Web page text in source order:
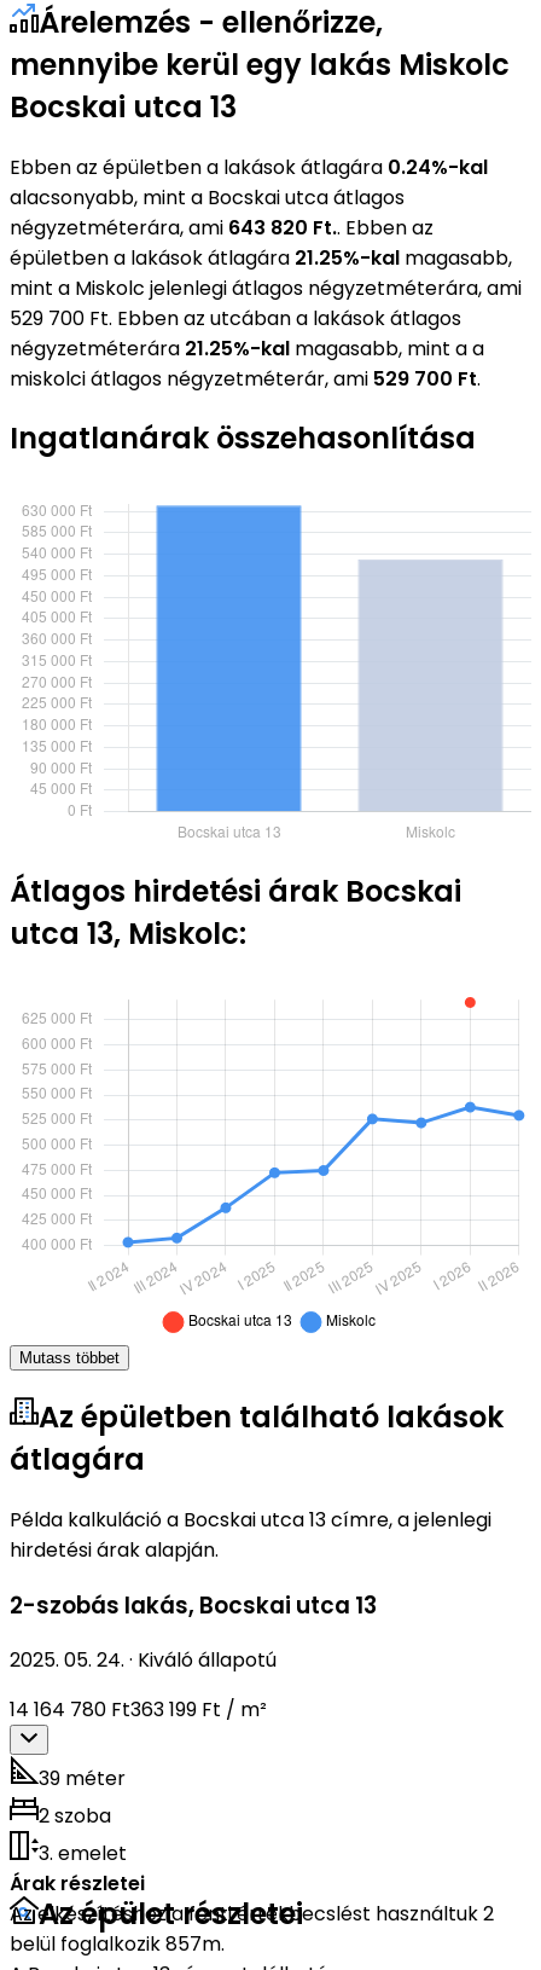
Árelemzés - ellenőrizze,
mennyibe kerül egy lakás Miskolc
Bocskai utca 13
Ebben az épületben a lakások átlagára 0.24%-kal
alacsonyabb, mint a Bocskai utca átlagos
négyzetméterára, ami 643 820 Ft.. Ebben az
épületben a lakások átlagára 21.25%-kal magasabb,
mint a Miskolc jelenlegi átlagos négyzetméterára, ami
529 700 Ft. Ebben az utcában a lakások átlagos
négyzetméterára 21.25%-kal magasabb, mint a a
miskolci átlagos négyzetméterár, ami 529 700 Ft.
Ingatlanárak összehasonlítása
Átlagos hirdetési árak Bocskai
utca 13, Miskolc:
Mutass többet
Az épületben található lakások
átlagára
Példa kalkuláció a Bocskai utca 13 címre, a jelenlegi
hirdetési árak alapján.
2-szobás lakás, Bocskai utca 13
2025. 05. 24. · Kiváló állapotú
14 164 780 Ft363 199 Ft / m²
39 méter
2 szoba
3. emelet
Árak részletei
Az elkészítéshez a fenti értékbecslést használtuk 2
belül foglalkozik 857m.
Az épület részletei